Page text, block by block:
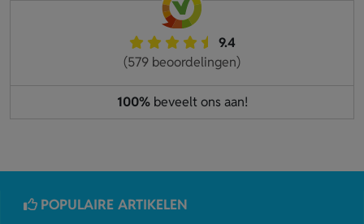
9.4
(579 beoordelingen)
100%beveelt ons aan!
POPULAIRE ARTIKELEN